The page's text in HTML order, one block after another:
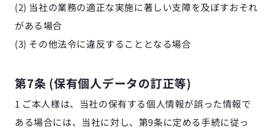
(2) 当社の業務の適正な実施に著しい支障を及ぼすおそれ
がある場合
(3) その他法令に違反することとなる場合
第7条 (保有個人データの訂正等)
1 ご本人様は、当社の保有する個人情報が誤った情報で
ある場合には、当社に対し、第9条に定める手続に従っ